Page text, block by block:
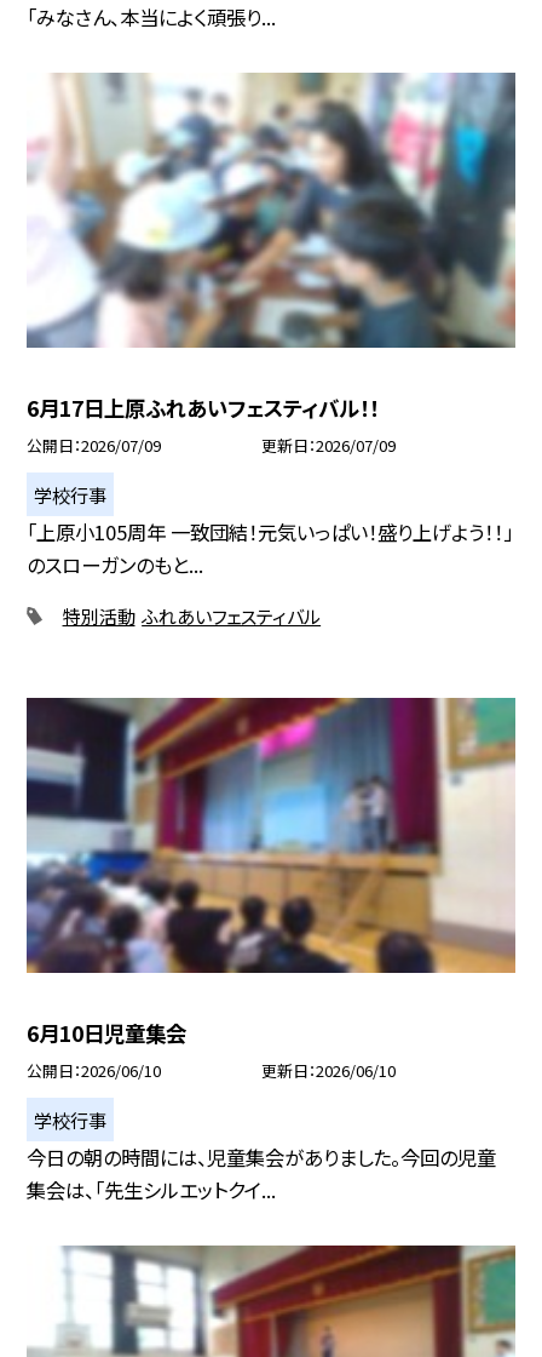
「みなさん、本当によく頑張り...
6月17日上原ふれあいフェスティバル！！
公開日 2026/07/09 更新日 2026/07/09
学校行事
「上原小105周年 一致団結！元気いっぱい！盛り上げよう！！」
のスローガンのもと...
特別活動 ふれあいフェスティバル
6月10日児童集会
公開日 2026/06/10 更新日 2026/06/10
学校行事
今日の朝の時間には、児童集会がありました。今回の児童
集会は、「先生シルエットクイ...